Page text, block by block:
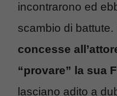
incontrarono ed
scambio di battute.
concesse
“provare” la sua
lasciano adito a